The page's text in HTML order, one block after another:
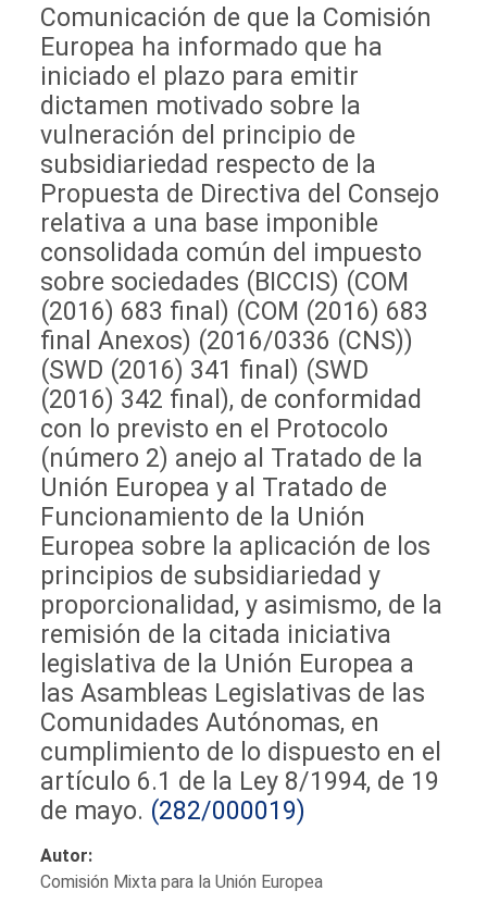
Comunicación de que la Comisión
Europea ha informado que ha
iniciado el plazo para emitir
dictamen motivado sobre la
vulneración del principio de
subsidiariedad respecto de la
Propuesta de Directiva del Consejo
relativa a una base imponible
consolidada común del impuesto
sobre sociedades (BICCIS) (COM
(2016) 683 final) (COM (2016) 683
final Anexos) (2016/0336 (CNS))
(SWD (2016) 341 final) (SWD
(2016) 342 final), de conformidad
con lo previsto en el Protocolo
(número 2) anejo al Tratado de la
Unión Europea y al Tratado de
Funcionamiento de la Unión
Europea sobre la aplicación de los
principios de subsidiariedad y
proporcionalidad, y asimismo, de la
remisión de la citada iniciativa
legislativa de la Unión Europea a
las Asambleas Legislativas de las
Comunidades Autónomas, en
cumplimiento de lo dispuesto en el
artículo 6.1 de la Ley 8/1994, de 19
de mayo. (282/000019)
Autor:
Comisión Mixta para la Unión Europea